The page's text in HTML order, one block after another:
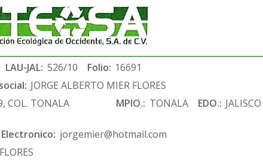
LAU-JAL: 526/10 Folio: 16691
JORGE ALBERTO MIER FLORES
COL. TONALA
MPIO.: TONALA EDO.: JALISCO
jorgemier@hotmail.com